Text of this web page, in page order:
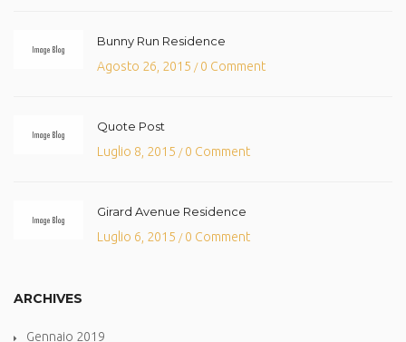
Bunny Run Residence
Agosto 26, 2015 /0 Comment
Quote Post
Luglio 8, 2015 /0 Comment
Girard Avenue Residence
Luglio 6, 2015 /0 Comment
ARCHIVES
Gennaio 2019